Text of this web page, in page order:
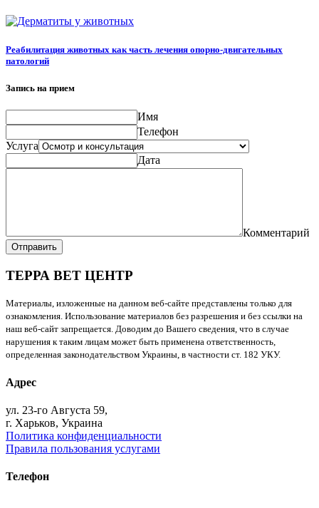
Реабилитация животных как часть лечения опорно-двигательных
патологий
Запись на прием
Имя
Телефон
Услуга
Дата
Комментарий
Отправить
ТЕРРА ВЕТ ЦЕНТР
Материалы, изложенные на данном веб-сайте представлены только для
ознакомления. Использование материалов без разрешения и без ссылки на
наш веб-сайт запрещается. Доводим до Вашего сведения, что в случае
нарушения к таким лицам может быть применена ответственность,
определенная законодательством Украины, в частности ст. 182 УКУ.
Адрес
ул. 23-го Августа 59,
г. Харьков, Украина
Политика конфиденциальности
Правила пользования услугами
Телефон